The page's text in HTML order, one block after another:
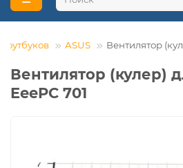
ASUS Вентилятор
Вентилятор (кулер)
EeePC 701